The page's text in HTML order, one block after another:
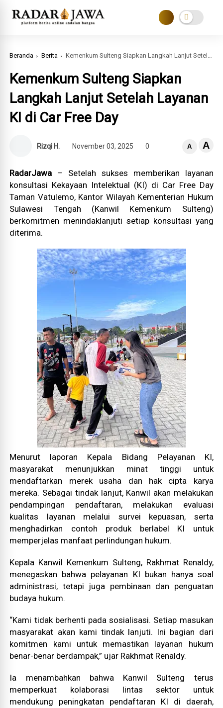
Beranda Berita Kemenkum Sulteng Siapkan Langkah Lanjut Setelah Layanan KI di Car Free Day
Kemenkum Sulteng Siapkan
Langkah Lanjut Setelah Layanan
KI di Car Free Day
Rizqi H. November 03, 2025 0 A A
RadarJawa – Setelah sukses memberikan layanan
konsultasi Kekayaan Intelektual (KI) di Car Free Day
Taman Vatulemo, Kantor Wilayah Kementerian Hukum
Sulawesi Tengah (Kanwil Kemenkum Sulteng)
berkomitmen menindaklanjuti setiap konsultasi yang
diterima.
Menurut laporan Kepala Bidang Pelayanan KI,
masyarakat menunjukkan minat tinggi untuk
mendaftarkan merek usaha dan hak cipta karya
mereka. Sebagai tindak lanjut, Kanwil akan melakukan
pendampingan pendaftaran, melakukan evaluasi
kualitas layanan melalui survei kepuasan, serta
menghadirkan contoh produk berlabel KI untuk
memperjelas manfaat perlindungan hukum.
Kepala Kanwil Kemenkum Sulteng, Rakhmat Renaldy,
menegaskan bahwa pelayanan KI bukan hanya soal
administrasi, tetapi juga pembinaan dan penguatan
budaya hukum.
“Kami tidak berhenti pada sosialisasi. Setiap masukan
masyarakat akan kami tindak lanjuti. Ini bagian dari
komitmen kami untuk memastikan layanan hukum
benar-benar berdampak,” ujar Rakhmat Renaldy.
Ia menambahkan bahwa Kanwil Sulteng terus
memperkuat kolaborasi lintas sektor untuk
mendukung peningkatan pendaftaran KI di daerah,